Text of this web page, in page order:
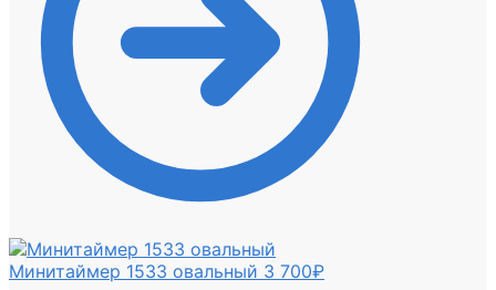
Минитаймер 1533 овальный 3 700₽